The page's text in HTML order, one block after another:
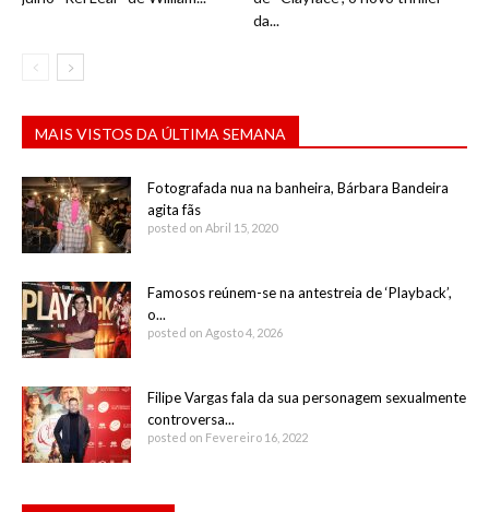
da...
MAIS VISTOS DA ÚLTIMA SEMANA
Fotografada nua na banheira, Bárbara Bandeira
agita fãs
posted on Abril 15, 2020
Famosos reúnem-se na antestreia de ‘Playback’,
o...
posted on Agosto 4, 2026
Filipe Vargas fala da sua personagem sexualmente
controversa...
posted on Fevereiro 16, 2022